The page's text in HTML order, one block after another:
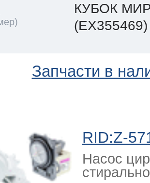
КУБОК
(EX355469)
Запчасти в
RID:Z-
Насос